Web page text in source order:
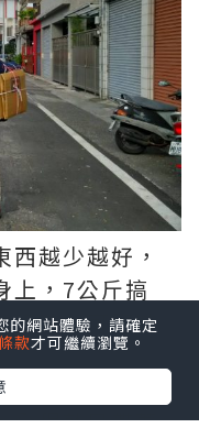
越少越好，
上，7公斤搞
行裝，可隨時
全程就只帶著
網站體驗，請確定
款才可繼續瀏覽。